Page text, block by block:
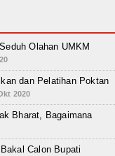
Olahan UMKM
dan Pelatihan Poktan
2020
Bharat, Bagaimana
Calon Bupati